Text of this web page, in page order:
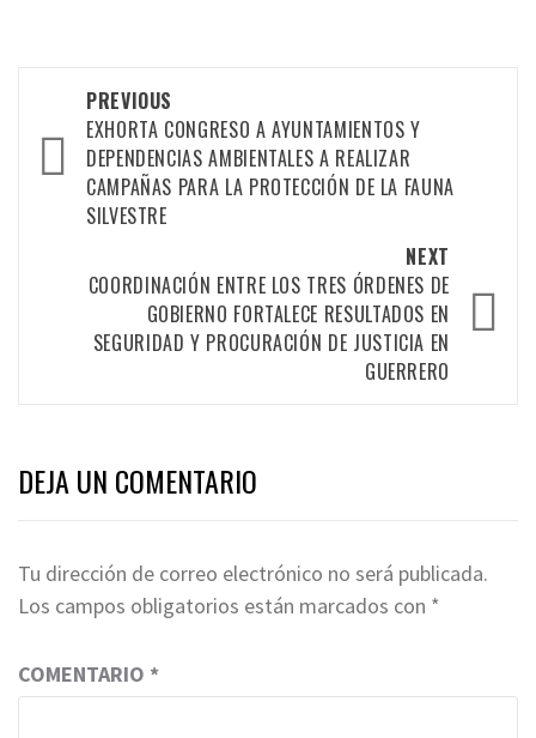
navigation
PREVIOUS
EXHORTA CONGRESO A AYUNTAMIENTOS Y
DEPENDENCIAS AMBIENTALES A REALIZAR
CAMPAÑAS PARA LA PROTECCIÓN DE LA FAUNA
SILVESTRE
NEXT
COORDINACIÓN ENTRE LOS TRES ÓRDENES DE
GOBIERNO FORTALECE RESULTADOS EN
SEGURIDAD Y PROCURACIÓN DE JUSTICIA EN
GUERRERO
DEJA UN COMENTARIO
Tu dirección de correo electrónico no será publicada.
Los campos obligatorios están marcados con *
COMENTARIO *